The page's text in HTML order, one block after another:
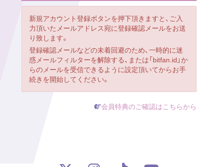
新規アカウント登録ボタンを押下頂きますと、ご入
力頂いたメールアドレス宛に登録確認メールをお送
り致します。
登録確認メールなどの未着回避のため、一時的に迷
惑メールフィルターを解除する、または「bitfan.id」か
らのメールを受信できるように設定頂いてからお手
続きを開始してください。
会員特典のご確認はこちらから